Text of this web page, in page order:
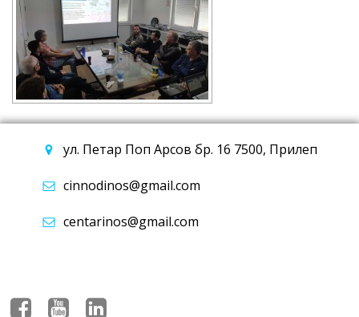
ул. Петар Поп Арсов бр. 16 7500, Прилеп
cinnodinos@gmail.com
centarinos@gmail.com